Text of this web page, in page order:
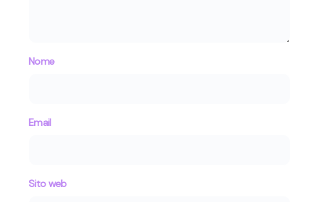
Nome
Email
Sito web